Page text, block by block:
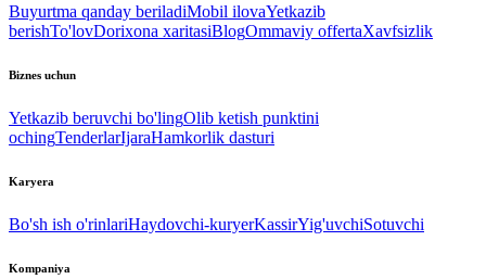
Buyurtma qanday beriladiMobil ilovaYetkazib
berishTo'lovDorixona xaritasiBlogOmmaviy offertaXavfsizlik
Biznes uchun
Yetkazib beruvchi bo'lingOlib ketish punktini
ochingTenderlarIjaraHamkorlik dasturi
Karyera
Bo'sh ish o'rinlariHaydovchi-kuryerKassirYig'uvchiSotuvchi
Kompaniya